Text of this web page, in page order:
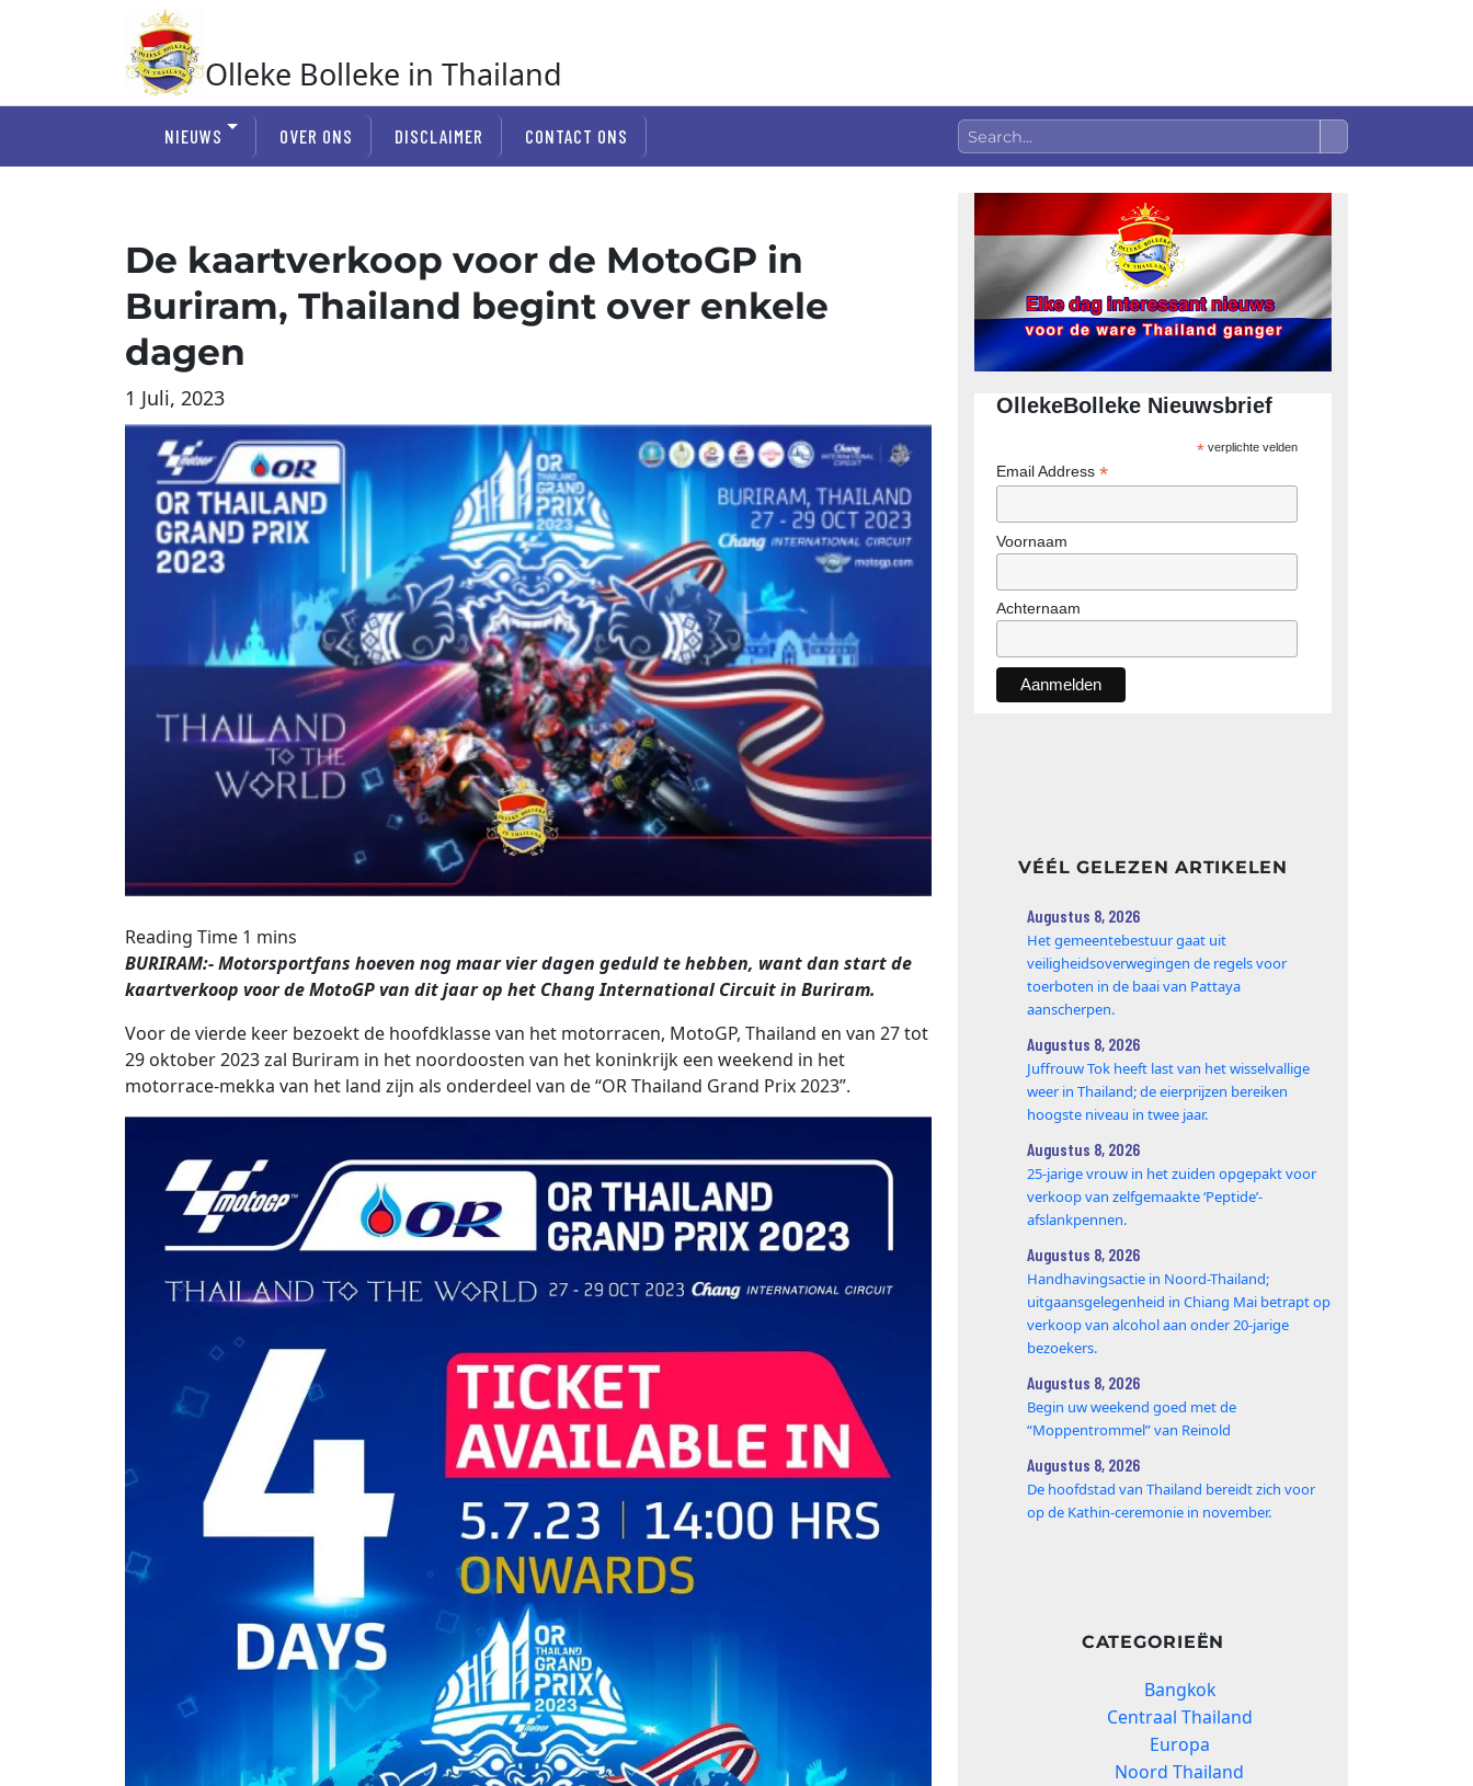
Olleke Bolleke in Thailand
NIEUWS OVER ONS DISCLAIMER CONTACT ONS
De kaartverkoop voor de MotoGP in
Buriram, Thailand begint over enkele
dagen
1 Juli, 2023
BURIRAM:- Motorsportfans hoeven nog maar vier dagen geduld te hebben, want dan start de
kaartverkoop voor de MotoGP van dit jaar op het Chang International Circuit in Buriram.
Voor de vierde keer bezoekt de hoofdklasse van het motorracen, MotoGP, Thailand en van 27 tot
29 oktober 2023 zal Buriram in het noordoosten van het koninkrijk een weekend in het
motorrace-mekka van het land zijn als onderdeel van de “OR Thailand Grand Prix ​​2023”.
OllekeBolleke Nieuwsbrief
*verplichte velden
Email Address *
Voornaam
Achternaam
VÉÉL GELEZEN ARTIKELEN
Augustus 8, 2026
Het gemeentebestuur gaat uit
veiligheidsoverwegingen de regels voor
toerboten in de baai van Pattaya
aanscherpen.
Augustus 8, 2026
Juffrouw Tok heeft last van het wisselvallige
weer in Thailand; de eierprijzen bereiken
hoogste niveau in twee jaar.
Augustus 8, 2026
25‑jarige vrouw in het zuiden opgepakt voor
verkoop van zelfgemaakte ‘Peptide’-
afslankpennen.
Augustus 8, 2026
Handhavingsactie in Noord-Thailand;
uitgaansgelegenheid in Chiang Mai betrapt op
verkoop van alcohol aan onder 20-jarige
bezoekers.
Augustus 8, 2026
Begin uw weekend goed met de
“Moppentrommel” van Reinold
Augustus 8, 2026
De hoofdstad van Thailand bereidt zich voor
op de Kathin-ceremonie in november.
CATEGORIEËN
Bangkok
Centraal Thailand
Europa
Noord Thailand